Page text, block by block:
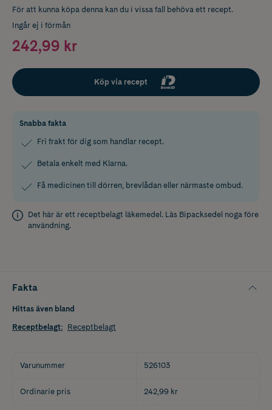
För att kunna köpa denna kan du i vissa fall behöva ett recept.
Ingår ej i förmån
242,99 kr
Köp via recept
Snabba fakta
Fri frakt för dig som handlar recept.
Betala enkelt med Klarna.
Få medicinen till dörren, brevlådan eller närmaste ombud.
Det här är ett receptbelagt läkemedel. Läs Bipacksedel noga före
användning.
Fakta
Hittas även bland
Receptbelagt: Receptbelagt
Varunummer 526103
Ordinarie pris 242,99 kr